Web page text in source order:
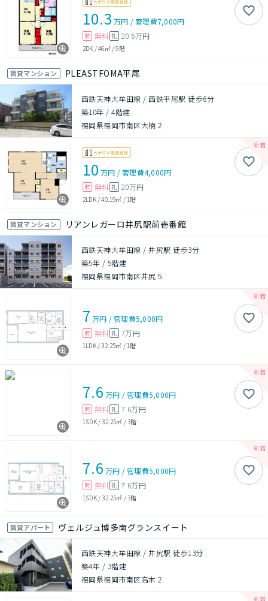
10.3 万円 /管理費7,000円
敷 無料 礼 20.6万円
2DK /46㎡/9階
賃貸マンション PLEASTFOMA平尾
西鉄天神大牟田線 / 西鉄平尾駅 徒歩6分
築10年 /4階建
福岡県福岡市南区大楠２
10 万円 /管理費4,000円
敷 無料 礼 20万円
2LDK/40.19㎡ /1階
賃貸マンション リアンレガーロ井尻駅前壱番館
西鉄天神大牟田線 / 井尻駅 徒歩3分
築5年 / 5階建
福岡県福岡市南区井尻５
7 万円 /管理費5,000円
敷 無料 礼 7万円
1LDK/32.25㎡ / 1階
7.6 万円 /管理費5,000円
敷 無料 礼 7.6万円
1SDK/32.25㎡ /3階
7.6 万円 /管理費5,000円
敷 無料 礼 7.6万円
1SDK/32.25㎡ /3階
賃貸アパート ヴェルジュ博多南グランスイート
西鉄天神大牟田線 / 井尻駅 徒歩13分
築4年 / 3階建
福岡県福岡市南区高木２